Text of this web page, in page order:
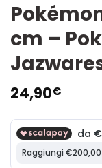
cm –
24,90€